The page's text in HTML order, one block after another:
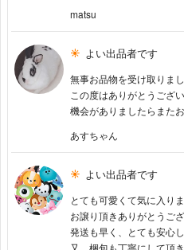
matsu
よい出品者です
無事お品物を受け取りまし
この度はありがとうござい
機会がありましたらまた
あすちゃん
よい出品者です
とても可愛くて気に入り
お譲り頂きありがとうご
発送も早く、とても安心
又、梱包も丁寧にして頂